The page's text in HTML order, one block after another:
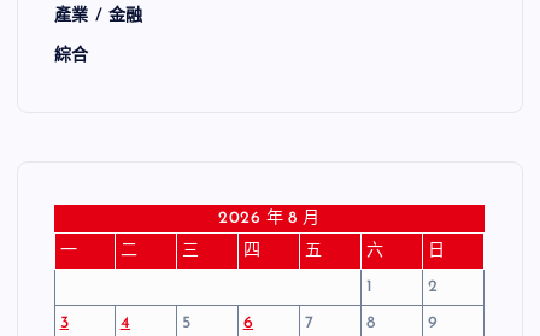
產業 / 金融
綜合
2026 年 8 月
一
二 三 四 五 六
日
1
2
3
4 5 6 7 8
9